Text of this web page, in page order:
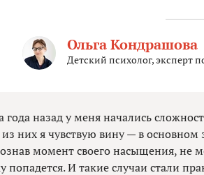
Ольга Кондрашова
Детский психолог, эксперт
года назад у меня начались
них я чувствую вину — в
момент своего насыщения, не
попадется. И такие случаи стали